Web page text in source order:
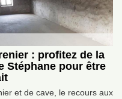
: profitez de la
Stéphane pour être
et de cave, le recours aux